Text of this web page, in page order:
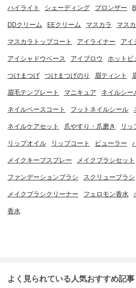
ハイライト シェーディング ブロンザー
DDクリーム EEクリーム マスカラ マス
マスカラトップコート アイライナー アイ
アイシャドウベース アイブロウ ホットビ
つけまつげ つけまつげのり 眉ティント
眉毛テンプレート マニキュア ネイルシー
ネイルベースコート フットネイルシール
ネイルケアセット 爪やすり・爪磨き リッ
リップオイル リップコート ビューラー
メイクキープスプレー メイクブラシセット
ファンデーションブラシ スクリューブラシ
メイクブラシクリーナー フェロモン香水
香水
よく見られている人気おすすめ記事